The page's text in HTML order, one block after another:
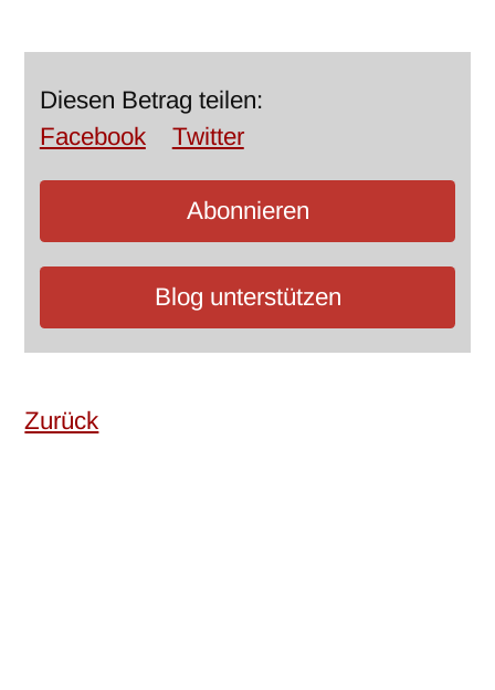
Diesen Betrag teilen:
Facebook
Twitter
Abonnieren
Blog unterstützen
Zurück